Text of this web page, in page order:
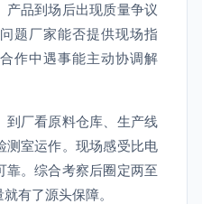
产品到场后出现质量争议
题厂家能否提供现场指
作中遇事能主动协调解
到厂看原料仓库、生产线
测室运作。现场感受比电
靠。综合考察后圈定两至
有了源头保障。